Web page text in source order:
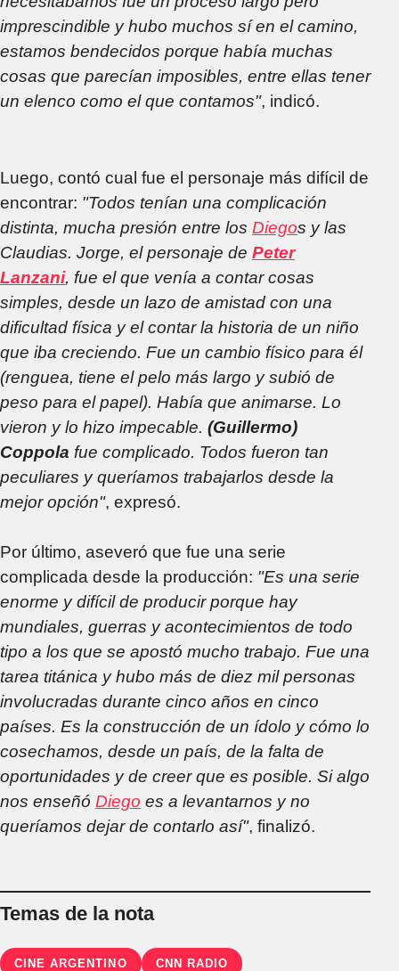
imprescindible y hubo muchos sí en el camino,
estamos bendecidos porque había muchas
cosas que parecían imposibles, entre ellas tener
un elenco como el que contamos", indicó.
Luego, contó cual fue el personaje más difícil de
encontrar: "Todos tenían una complicación
distinta, mucha presión entre los Diegos y las
Claudias. Jorge, el personaje de Peter
Lanzani, fue el que venía a contar cosas
simples, desde un lazo de amistad con una
dificultad física y el contar la historia de un niño
que iba creciendo. Fue un cambio físico para él
(renguea, tiene el pelo más largo y subió de
peso para el papel). Había que animarse. Lo
vieron y lo hizo impecable. (Guillermo)
Coppola fue complicado. Todos fueron tan
peculiares y queríamos trabajarlos desde la
mejor opción", expresó.
Por último, aseveró que fue una serie
complicada desde la producción: "Es una serie
enorme y difícil de producir porque hay
mundiales, guerras y acontecimientos de todo
tipo a los que se apostó mucho trabajo. Fue una
tarea titánica y hubo más de diez mil personas
involucradas durante cinco años en cinco
países. Es la construcción de un ídolo y cómo lo
cosechamos, desde un país, de la falta de
oportunidades y de creer que es posible. Si algo
nos enseñó Diego es a levantarnos y no
queríamos dejar de contarlo así", finalizó.
Temas de la nota
CINE ARGENTINO CNN RADIO